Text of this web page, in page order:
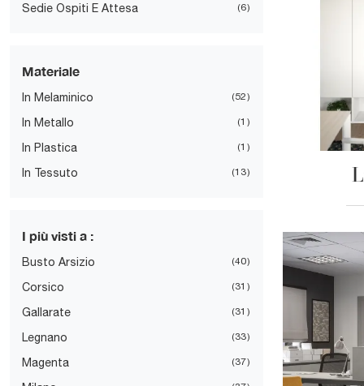
Sedie Ospiti E Attesa 6
Materiale
In Melaminico 52
In Metallo 1
In Plastica 1
In Tessuto 13
I più visti a :
Busto Arsizio 40
Corsico 31
Gallarate 31
Legnano 33
Magenta 37